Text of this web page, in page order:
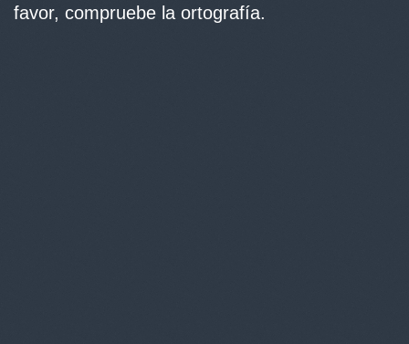
favor, compruebe la ortografía.